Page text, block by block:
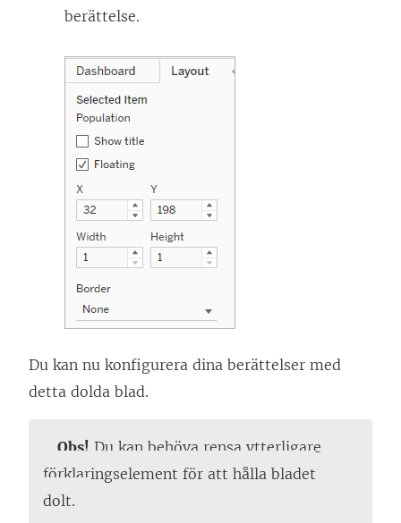
berättelse.
Du kan nu konfigurera dina berättelser med
detta dolda blad.
Obs! Du kan behöva rensa ytterligare
förklaringselement för att hålla bladet
dolt.